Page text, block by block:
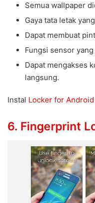
Semua wallpaper
Gaya tata letak
Dapat membuat
Fungsi sensor
Dapat mengakses
langsung.
Instal Locker for Android
6. Fingerprint